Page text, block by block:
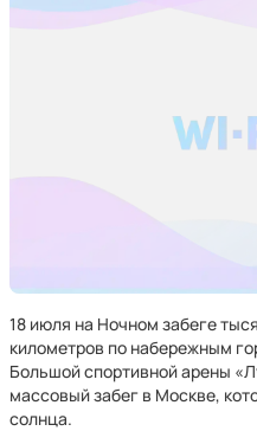
18 июля на Ночном забеге
километров по набережным
Большой спортивной арены
массовый забег в Москве,
солнца.